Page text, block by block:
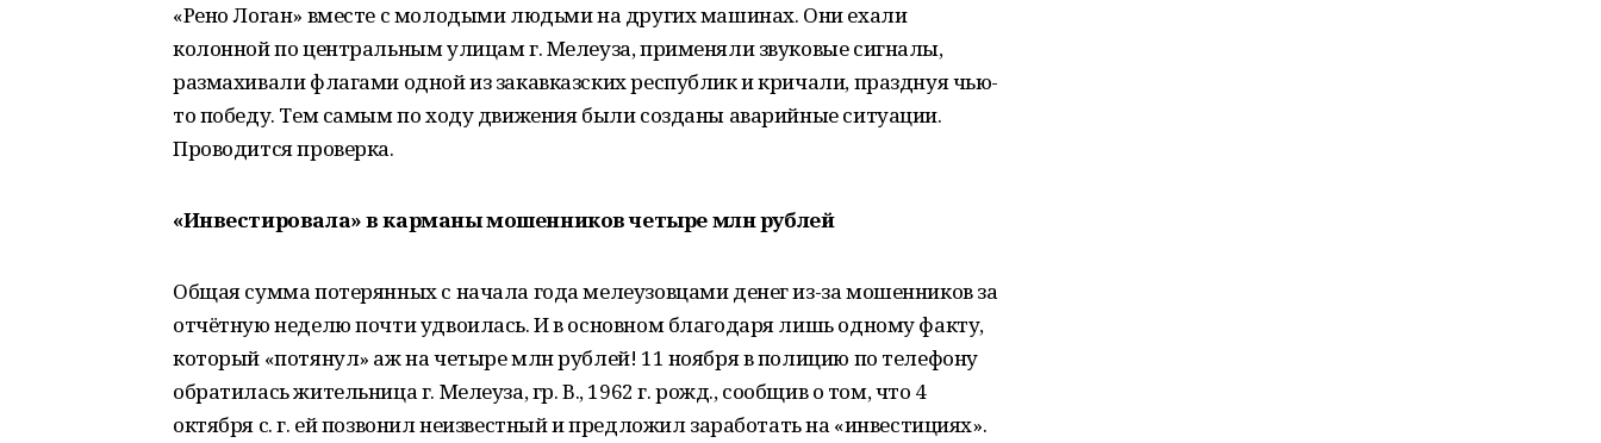
«Рено Логан» вместе с молодыми людьми на других машинах. Они ехали
колонной по центральным улицам г. Мелеуза, применяли звуковые сигналы,
размахивали флагами одной из закавказских республик и кричали, празднуя чью-
то победу. Тем самым по ходу движения были созданы аварийные ситуации.
Проводится проверка.
«Инвестировала» в карманы мошенников четыре млн рублей
Общая сумма потерянных с начала года мелеузовцами денег из-за мошенников за
отчётную неделю почти удвоилась. И в основном благодаря лишь одному факту,
который «потянул» аж на четыре млн рублей! 11 ноября в полицию по телефону
обратилась жительница г. Мелеуза, гр. В., 1962 г. рожд., сообщив о том, что 4
октября с. г. ей позвонил неизвестный и предложил заработать на «инвестициях».